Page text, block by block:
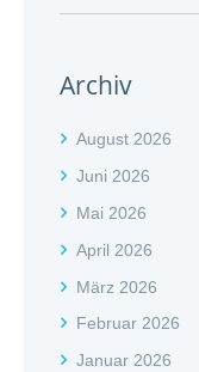
Archiv
August 2026
Juni 2026
Mai 2026
April 2026
März 2026
Februar 2026
Januar 2026